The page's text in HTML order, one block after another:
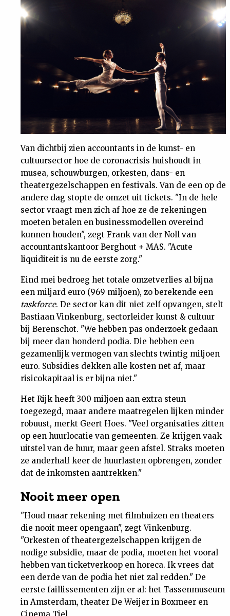
Dossiers
Contact
Van dichtbij zien accountants in de kunst- en
cultuursector hoe de coronacrisis huishoudt in
musea, schouwburgen, orkesten, dans- en
theatergezelschappen en festivals. Van de een op de
andere dag stopte de omzet uit tickets. "In de hele
sector vraagt men zich af hoe ze de rekeningen
moeten betalen en businessmodellen overeind
kunnen houden", zegt Frank van der Noll van
accountantskantoor Berghout + MAS. "Acute
liquiditeit is nu de eerste zorg."
Eind mei bedroeg het totale omzetverlies al bijna
een miljard euro (969 miljoen), zo berekende een
taskforce. De sector kan dit niet zelf opvangen, stelt
Bastiaan Vinkenburg, sectorleider kunst & cultuur
bij Berenschot. "We hebben pas onderzoek gedaan
bij meer dan honderd podia. Die hebben een
gezamenlijk vermogen van slechts twintig miljoen
euro. Subsidies dekken alle kosten net af, maar
risicokapitaal is er bijna niet."
Het Rijk heeft 300 miljoen aan extra steun
toegezegd, maar andere maatregelen lijken minder
robuust, merkt Geert Hoes. "Veel organisaties zitten
op een huurlocatie van gemeenten. Ze krijgen vaak
uitstel van de huur, maar geen afstel. Straks moeten
ze anderhalf keer de huurlasten opbrengen, zonder
dat de inkomsten aantrekken."
Nooit meer open
"Houd maar rekening met filmhuizen en theaters
die nooit meer opengaan", zegt Vinkenburg.
"Orkesten of theatergezelschappen krijgen de
nodige subsidie, maar de podia, moeten het vooral
hebben van ticketverkoop en horeca. Ik vrees dat
een derde van de podia het niet zal redden." De
eerste faillissementen zijn er al: het Tassenmuseum
in Amsterdam, theater De Weijer in Boxmeer en